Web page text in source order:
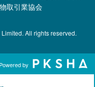
取引業協会
All rights reserved.
Powered by